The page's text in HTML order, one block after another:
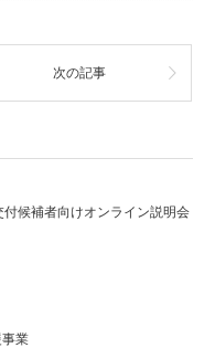
次の記事
候補者向けオンライン説明会
業